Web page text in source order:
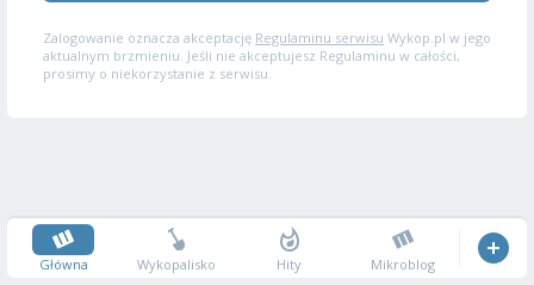
Zalogowanie oznacza akceptację Regulaminu serwisu Wykop.pl w jego
aktualnym brzmieniu. Jeśli nie akceptujesz Regulaminu w całości,
prosimy o niekorzystanie z serwisu.
Główna Wykopalisko Hity Mikroblog